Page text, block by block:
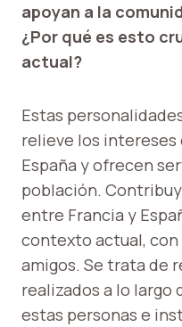
apoyan a la
¿Por qué es esto
actual?
Estas
relieve los intereses
España y ofrecen
población.
entre Francia y
contexto actual, con
amigos. Se trata de
realizados a lo largo
estas personas e